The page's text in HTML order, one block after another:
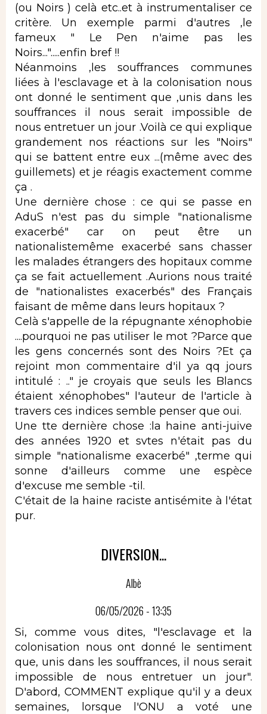
(ou Noirs ) celà etc..et à instrumentaliser ce
critère. Un exemple parmi d'autres ,le
fameux " Le Pen n'aime pas les
Noirs...".....enfin bref !!
Néanmoins ,les souffrances communes
liées à l'esclavage et à la colonisation nous
ont donné le sentiment que ,unis dans les
souffrances il nous serait impossible de
nous entretuer un jour .Voilà ce qui explique
grandement nos réactions sur les "Noirs"
qui se battent entre eux ...(même avec des
guillemets) et je réagis exactement comme
ça .
Une dernière chose : ce qui se passe en
AduS n'est pas du simple "nationalisme
exacerbé" car on peut être un
nationalistemême exacerbé sans chasser
les malades étrangers des hopitaux comme
ça se fait actuellement .Aurions nous traité
de "nationalistes exacerbés" des Français
faisant de même dans leurs hopitaux ?
Celà s'appelle de la répugnante xénophobie
....pourquoi ne pas utiliser le mot ?Parce que
les gens concernés sont des Noirs ?Et ça
rejoint mon commentaire d'il ya qq jours
intitulé : .." je croyais que seuls les Blancs
étaient xénophobes" l'auteur de l'article à
travers ces indices semble penser que oui.
Une tte dernière chose :la haine anti-juive
des années 1920 et svtes n'était pas du
simple "nationalisme exacerbé" ,terme qui
sonne d'ailleurs comme une espèce
d'excuse me semble -til.
C'était de la haine raciste antisémite à l'état
pur.
DIVERSION...
Albè
06/05/2026 - 13:35
Si, comme vous dites, "l'esclavage et la
colonisation nous ont donné le sentiment
que, unis dans les souffrances, il nous serait
impossible de nous entretuer un jour".
D'abord, COMMENT explique qu'il y a deux
semaines, lorsque l'ONU a voté une